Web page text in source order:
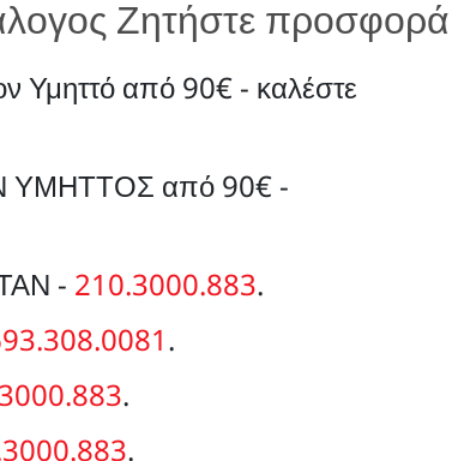
Ζητήστε προσφορά
Υμηττό από 90€ - καλέστε
ΥΜΗΤΤΟΣ από 90€ -
- 210.3000.883.
.
.
.